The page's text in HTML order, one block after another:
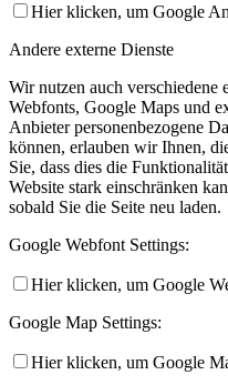
Hier klicken, um Google
Andere externe Dienste
Wir nutzen auch verschiedene
Webfonts, Google Maps und
Anbieter personenbezogene
können, erlauben wir Ihnen,
Sie, dass dies die
Website stark einschränken
sobald Sie die Seite neu laden.
Google Webfont Settings:
Hier klicken, um Google
Google Map Settings:
Hier klicken, um Google